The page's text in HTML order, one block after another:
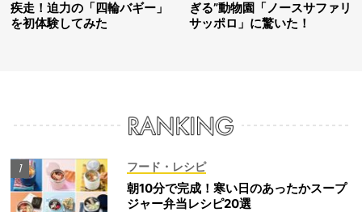
疾走！迫力の「四輪バギー」
を初体験してみた
ぎる”動物園「ノースサファリ
サッポロ」に驚いた！
フード・レシピ
朝10分で完成！寒い日のあったかスープ
ジャー弁当レシピ20選